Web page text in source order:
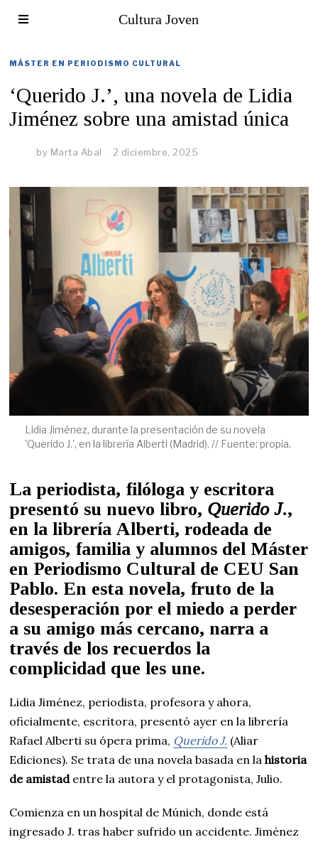
Cultura Joven
MÁSTER EN PERIODISMO CULTURAL
‘Querido J.’, una novela de Lidia
Jiménez sobre una amistad única
by Marta Abal 2 diciembre, 2025
Lidia Jiménez, durante la presentación de su novela
'Querido J.', en la librería Alberti (Madrid). // Fuente: propia.
La periodista, filóloga y escritora
presentó su nuevo libro, Querido J.,
en la librería Alberti, rodeada de
amigos, familia y alumnos del Máster
en Periodismo Cultural de CEU San
Pablo. En esta novela, fruto de la
desesperación por el miedo a perder
a su amigo más cercano, narra a
través de los recuerdos la
complicidad que les une.
Lidia Jiménez, periodista, profesora y ahora,
oficialmente, escritora, presentó ayer en la librería
Rafael Alberti su ópera prima, Querido J. (Aliar
Ediciones). Se trata de una novela basada en lahistoria
de amistadentre la autora y el protagonista, Julio.
Comienza en un hospital de Múnich, donde está
ingresado J. tras haber sufrido un accidente. Jiménez